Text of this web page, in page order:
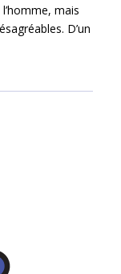
mais
D’un